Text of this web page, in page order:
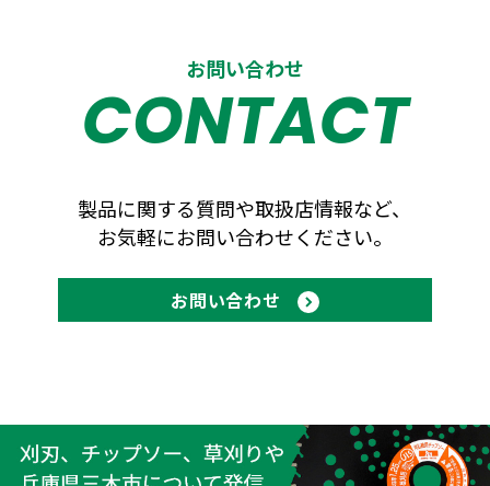
お問い合わせ
CONTACT
製品に関する質問や取扱店情報など、
お気軽にお問い合わせください。
お問い合わせ